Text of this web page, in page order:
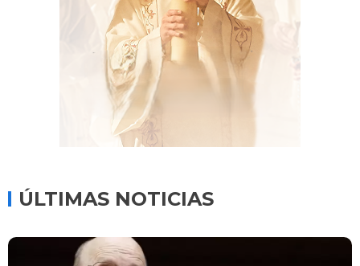
ÚLTIMAS NOTICIAS